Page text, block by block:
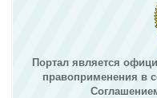
Портал является
правоприменения в